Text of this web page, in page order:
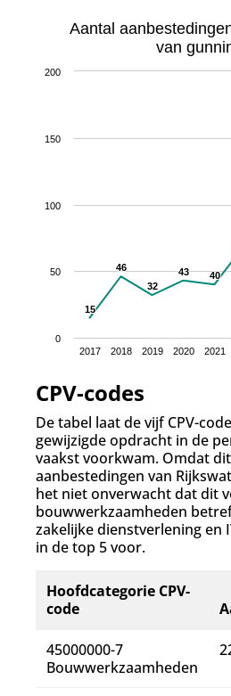
Aantal
van
15
15
46
46
32
32
43
43 40
40
2017 2018 2019 2020 2021
0
50
100
150
200
CPV-codes
De tabel laat de vijf CPV-
gewijzigde opdracht in de
vaakst voorkwam. Omdat
aanbestedingen van
het niet onverwacht dat dit
bouwwerkzaamheden
zakelijke dienstverlening en
in de top 5 voor.
Hoofdcategorie CPV-
code
45000000-7
Bouwwerkzaamheden